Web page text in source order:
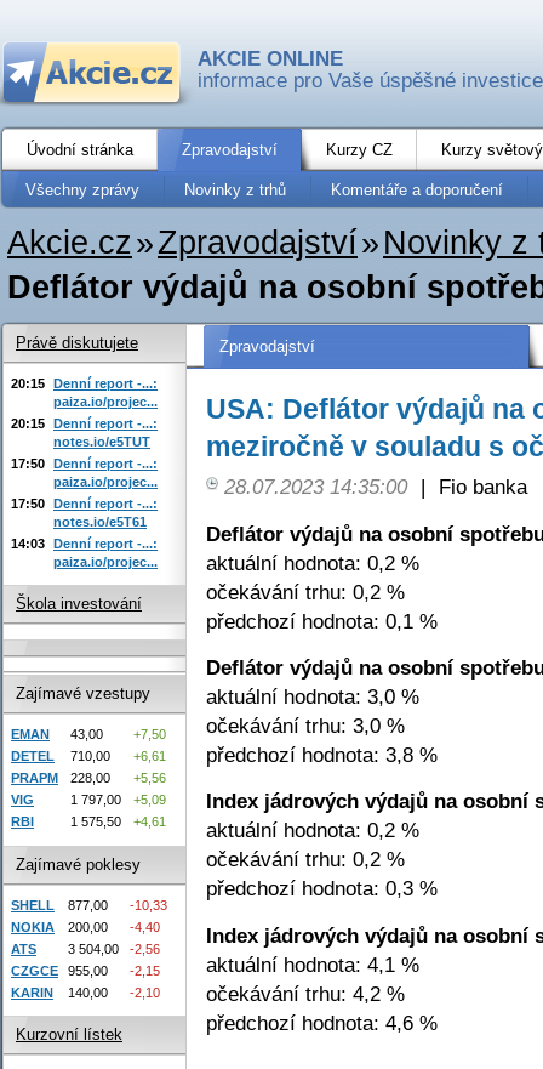
AKCIE ONLINE
informace pro Vaše úspěšné investice
Úvodní stránka Zpravodajství Kurzy CZ Kurzy
Všechny zprávy Novinky z trhů Komentáře a doporučení
Akcie.cz»Zpravodajství» Novinky z
Deflátor výdajů na osobní
Zpravodajství
USA: Deflátor výdajů na
meziročně v souladu s
28.07.2023 14:35:00 |
Fio banka
Deflátor výdajů na osobní
aktuální hodnota: 0,2 %
očekávání trhu: 0,2 %
předchozí hodnota: 0,1 %
Deflátor výdajů na osobní
aktuální hodnota: 3,0 %
očekávání trhu: 3,0 %
předchozí hodnota: 3,8 %
Index jádrových výdajů na osobní
aktuální hodnota: 0,2 %
očekávání trhu: 0,2 %
předchozí hodnota: 0,3 %
Index jádrových výdajů na osobní
aktuální hodnota: 4,1 %
očekávání trhu: 4,2 %
předchozí hodnota: 4,6 %
Právě diskutujete
20:15 Denní report -...:
paiza.io/projec...
20:15 Denní report -...:
notes.io/e5TUT
17:50 Denní report -...:
paiza.io/projec...
17:50 Denní report -...:
notes.io/e5T61
14:03 Denní report -...:
paiza.io/projec...
Škola investování
Zajímavé vzestupy
EMAN 43,00
+7,50
DETEL
710,00
+6,61
PRAPM
228,00
+5,56
VIG
1 797,00
+5,09
RBI
1 575,50 +4,61
Zajímavé poklesy
SHELL 877,00
-10,33
NOKIA
200,00
-4,40
ATS
3 504,00
-2,56
CZGCE
955,00
-2,15
KARIN
140,00 -2,10
Kurzovní lístek